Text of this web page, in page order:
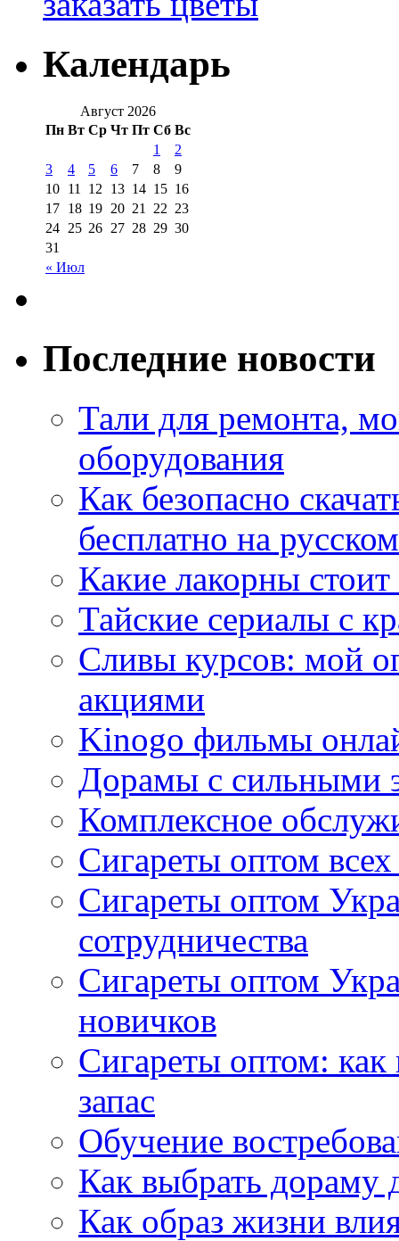
Календарь
Август 2026
Пн Вт Ср Чт Пт Сб Вс
« Июл
1
2
3
4 5 6 7 8
9
10 11 12 13 14 15 16
17 18 19 20 21 22 23
24 25 26 27 28 29 30
31
Последние новости
Тали для ремонта,
оборудования
Как безопасно
бесплатно на
Какие лакорны
Тайские сериалы с
Сливы курсов: мой
акциями
Kinogo фильмы
Дорамы с сильными
Комплексное
Сигареты оптом
Сигареты оптом
сотрудничества
Сигареты оптом
новичков
Сигареты оптом:
запас
Обучение
Как выбрать дораму
Как образ жизни